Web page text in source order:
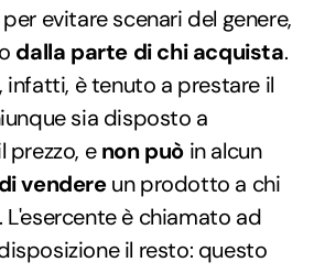
per evitare scenari del genere,
dalla parte di chi acquista.
infatti, è tenuto a prestare il
sia disposto a
prezzo, enon può in alcun
vendereun prodotto a chi
è chiamato ad
il resto: questo